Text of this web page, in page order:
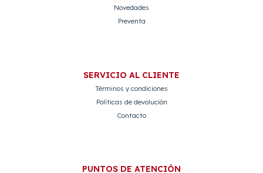
Novedades
Preventa
SERVICIO AL CLIENTE
Términos y condiciones
Políticas de devolución
Contacto
PUNTOS DE ATENCIÓN